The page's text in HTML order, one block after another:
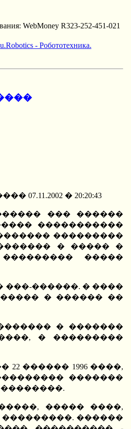
WebMoney R323-252-451-021
- Робототехника.
07.11.2002 � 20:20:43
��� ������
�����������
���������
� ����� �
�����
������. � ����
� ������ ��
� �������
� ���������
������ 1996 ����,
�������
����� ����,
������